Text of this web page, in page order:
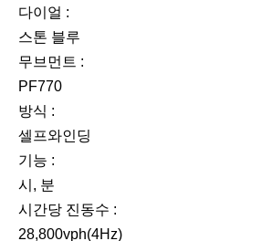
다이얼 :
스톤 블루
무브먼트 :
PF770
방식 :
셀프와인딩
기능 :
시, 분
시간당 진동수 :
28,800vph(4Hz)